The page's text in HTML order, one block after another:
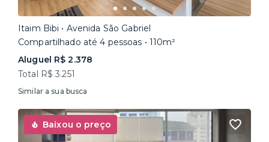
Itaim Bibi • Avenida São Gabriel
Compartilhado até 4 pessoas • 110m²
Aluguel R$ 2.378
Total R$ 3.251
Similar a sua busca
Baixou o preço